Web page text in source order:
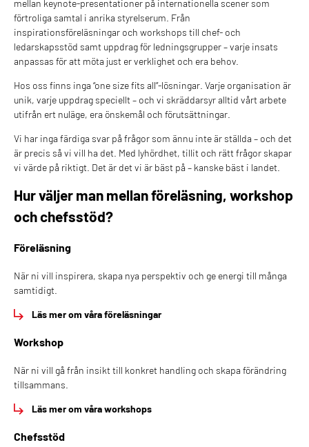
mellan keynote-presentationer på internationella scener som
förtroliga samtal i anrika styrelserum. Från
inspirationsföreläsningar och workshops till chef- och
ledarskapsstöd samt uppdrag för ledningsgrupper – varje insats
anpassas för att möta just er verklighet och era behov.
Hos oss finns inga “one size fits all”-lösningar. Varje organisation är
unik, varje uppdrag speciellt – och vi skräddarsyr alltid vårt arbete
utifrån ert nuläge, era önskemål och förutsättningar.
Vi har inga färdiga svar på frågor som ännu inte är ställda – och det
är precis så vi vill ha det. Med lyhördhet, tillit och rätt frågor skapar
vi värde på riktigt. Det är det vi är bäst på – kanske bäst i landet.
Hur väljer man mellan föreläsning, workshop
och chefsstöd?
Föreläsning
När ni vill inspirera, skapa nya perspektiv och ge energi till många
samtidigt.
Läs mer om våra föreläsningar
Workshop
När ni vill gå från insikt till konkret handling och skapa förändring
tillsammans.
Läs mer om våra workshops
Chefsstöd